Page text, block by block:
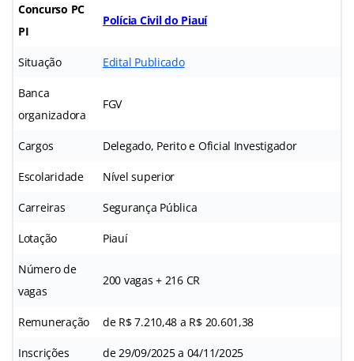
Concurso PC
PI
Polícia Civil do Piauí
Situação Edital Publicado
Banca
organizadora
FGV
Cargos Delegado, Perito e Oficial Investigador
Escolaridade Nível superior
Carreiras Segurança Pública
Lotação Piauí
Número de
vagas
200 vagas + 216 CR
Remuneração de R$ 7.210,48 a R$ 20.601,38
Inscrições de 29/09/2025 a 04/11/2025